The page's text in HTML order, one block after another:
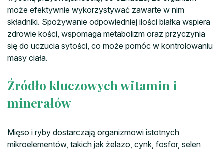
może efektywnie wykorzystywać zawarte w nim
składniki. Spożywanie odpowiedniej ilości białka wspiera
zdrowie kości, wspomaga metabolizm oraz przyczynia
się do uczucia sytości, co może pomóc w kontrolowaniu
masy ciała.
Źródło kluczowych witamin i
minerałów
Mięso i ryby dostarczają organizmowi istotnych
mikroelementów, takich jak żelazo, cynk, fosfor, selen